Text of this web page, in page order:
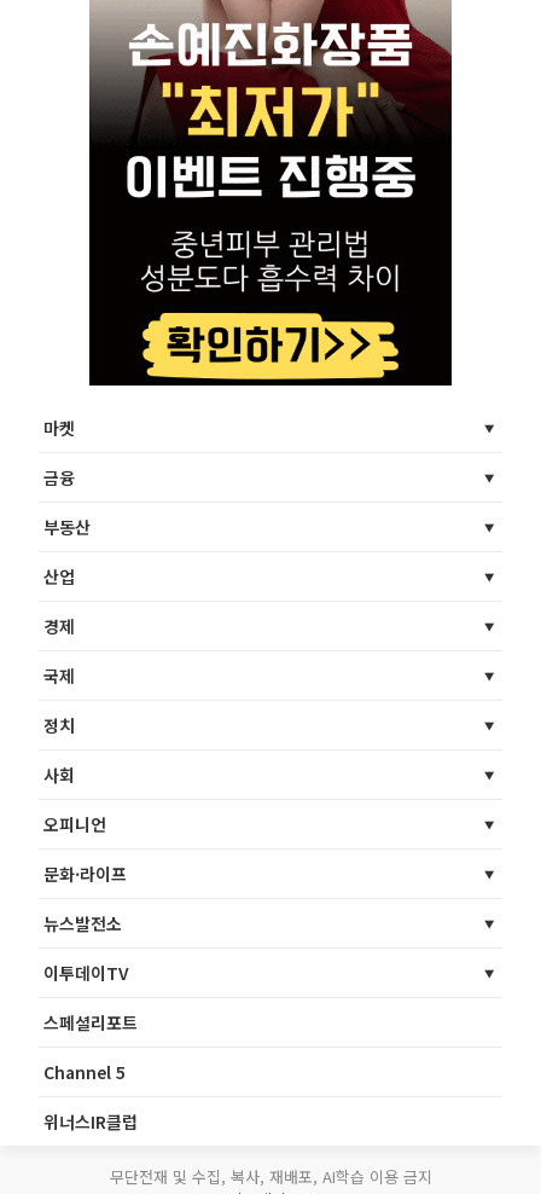
마켓
금융
부동산
산업
경제
국제
정치
사회
오피니언
문화·라이프
뉴스발전소
이투데이TV
스페셜리포트
Channel 5
위너스IR클럽
무단전재 및 수집, 복사, 재배포, AI학습 이용 금지